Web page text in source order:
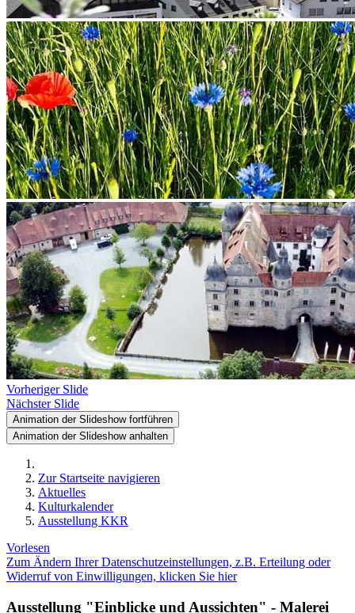
Vorheriger Slide
Nächster Slide
Animation der Slideshow fortführen
Animation der Slideshow anhalten
Zur Startseite navigieren
Aktuelles
Kulturkalender
Ausstellung KKR
Vorlesen
Zum Ändern Ihrer Datenschutzeinstellungen, z.B. Erteilung oder
Widerruf von Einwilligungen, klicken Sie hier
Ausstellung "Einblicke und Aussichten" - Malerei